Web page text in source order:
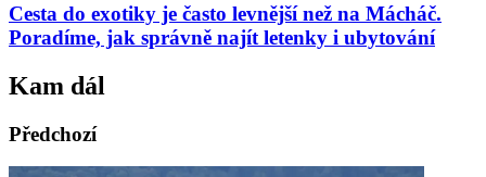
Cesta do exotiky je často levnější než na Mácháč.
Poradíme, jak správně najít letenky i ubytování
Kam dál
Předchozí